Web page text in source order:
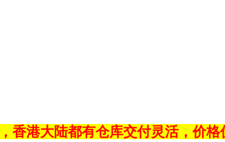
香港大陆都有仓库交付灵活，价